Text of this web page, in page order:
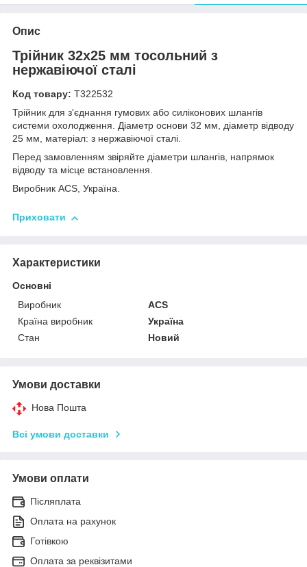
Опис
Трійник 32x25 мм тосольний з
нержавіючої сталі
Код товару: Т322532
Трійник для з'єднання гумових або силіконових шлангів
системи охолодження. Діаметр основи 32 мм, діаметр відводу
25 мм, матеріал: з нержавіючої сталі.
Перед замовленням звіряйте діаметри шлангів, напрямок
відводу та місце встановлення.
Виробник ACS, Україна.
Приховати
Характеристики
Основні
Виробник
ACS
Країна виробник
Україна
Стан
Новий
Умови доставки
Нова Пошта
Всі умови доставки
Умови оплати
Післяплата
Оплата на рахунок
Готівкою
Оплата за реквізитами